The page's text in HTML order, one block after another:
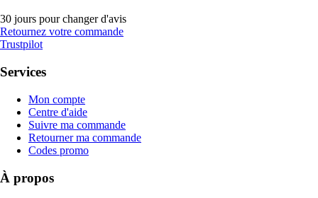
30 jours pour changer d'avis
Retournez votre commande
Trustpilot
Services
Mon compte
Centre d'aide
Suivre ma commande
Retourner ma commande
Codes promo
À propos